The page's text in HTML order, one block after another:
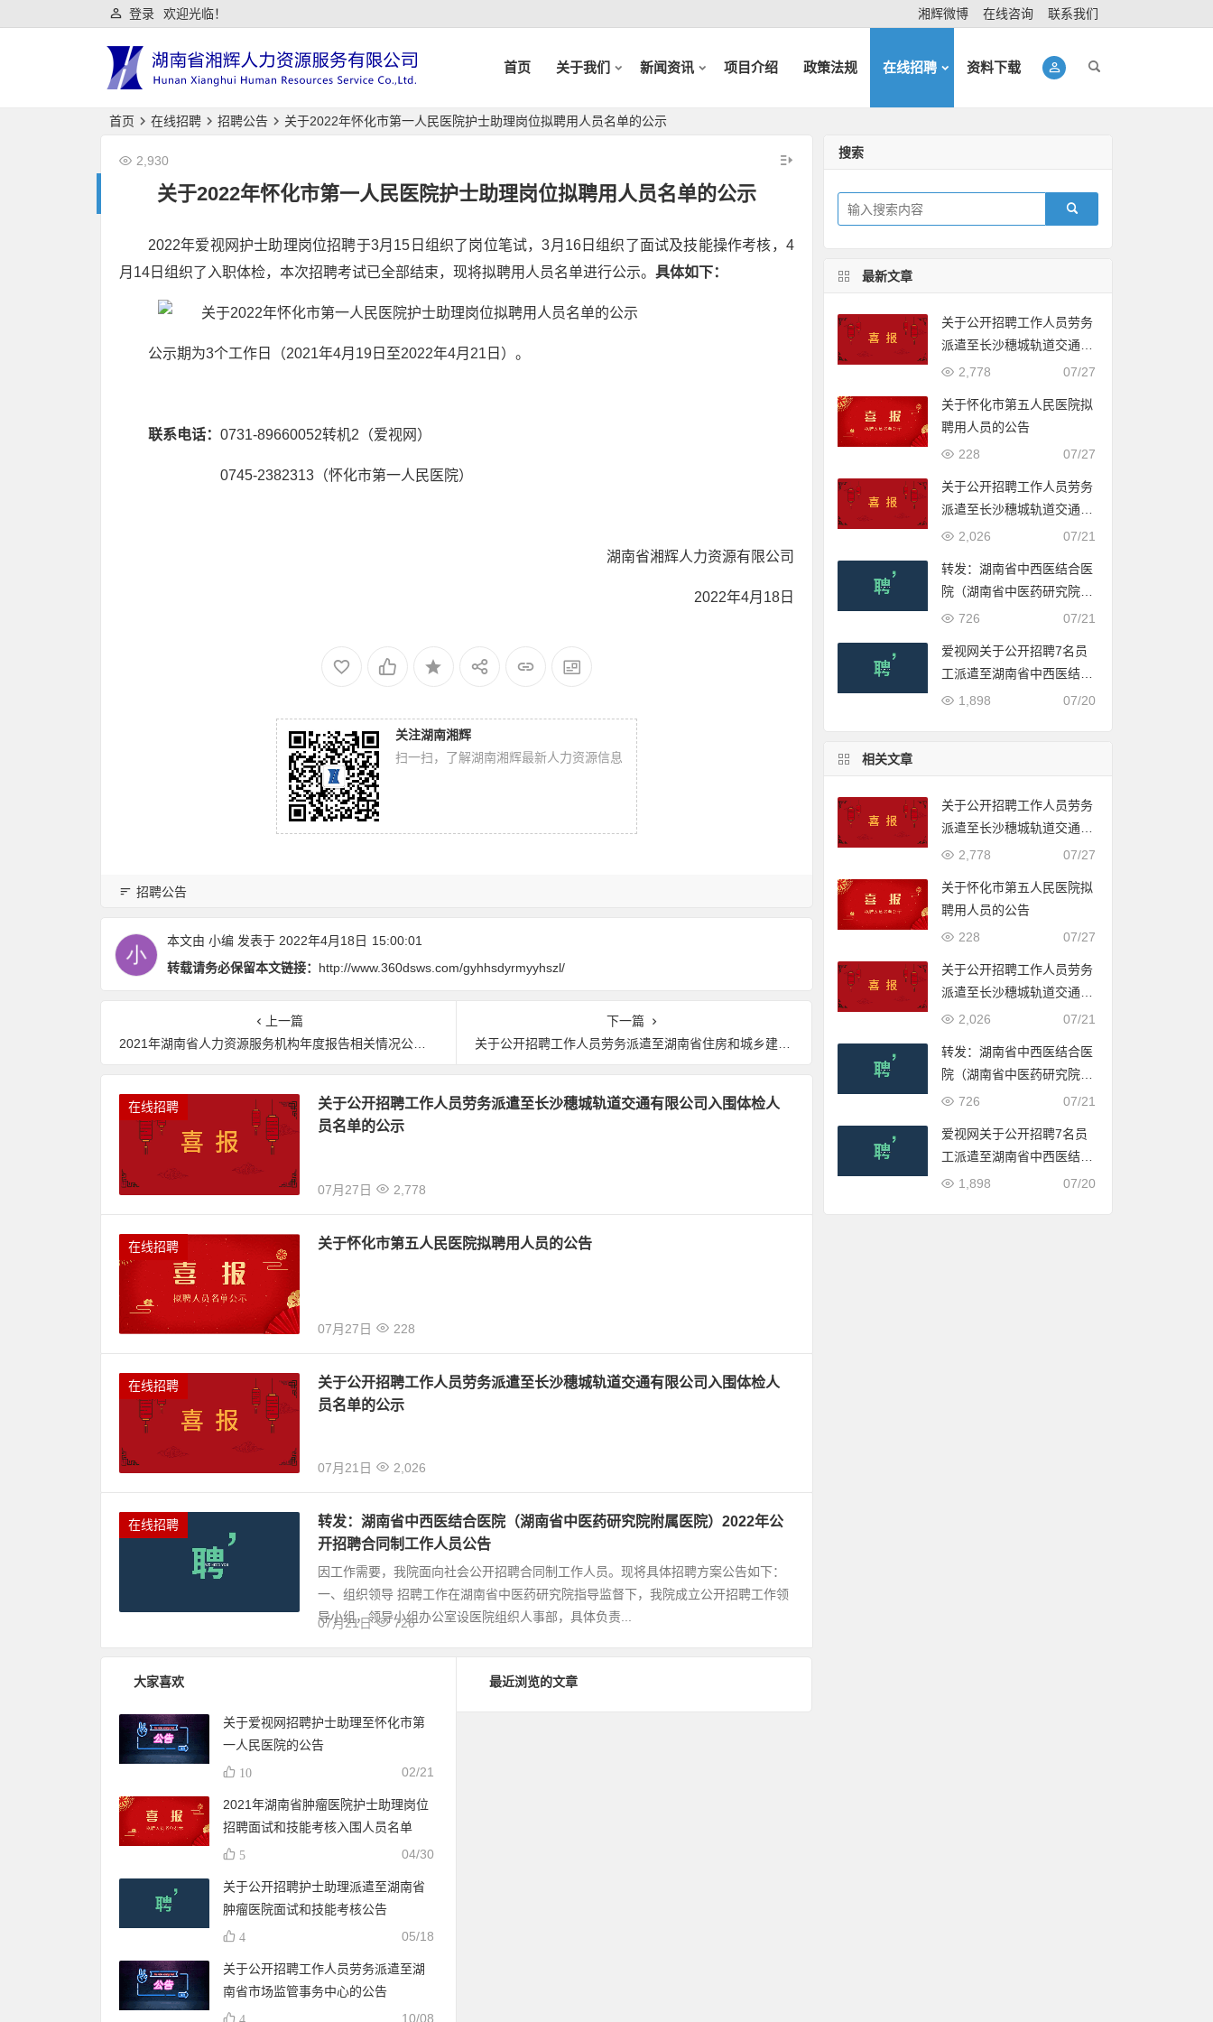
欢迎光临！
登录 湘辉微博 在线咨询 联系我们
首页 关于我们 新闻资讯 项目介绍 政策法规 在线招聘 资料下载
首页 在线招聘 招聘公告 关于2022年怀化市第一人民医院护士助理岗位拟聘用人员名单的公示
关于2022年怀化市第一人民医院护士助理岗位拟聘用人员名单的公示
2,930
2022年爱视网护士助理岗位招聘于3月15日组织了岗位笔试，3月16日组织了面试及技能操作考核，4
月14日组织了入职体检，本次招聘考试已全部结束，现将拟聘用人员名单进行公示。 具体如下：
公示期为3个工作日（2021年4月19日至2022年4月21日）。
联系电话： 0731-89660052转机2（爱视网）
0745-2382313（怀化市第一人民医院）
湖南省湘辉人力资源有限公司
2022年4月18日
关注湖南湘辉
扫一扫，了解湖南湘辉最新人力资源信息
招聘公告
本文由 小编 发表于 2022年4月18日 15:00:01
转载请务必保留本文链接： http://www.360dsws.com/gyhhsdyrmyyhszl/
上一篇
2021年湖南省人力资源服务机构年度报告相关情况公示表
下一篇
关于公开招聘工作人员劳务派遣至湖南省住房和城乡建设厅的公告
在线招聘
关于公开招聘工作人员劳务派遣至长沙穗城轨道交通有限公司入围体检人
员名单的公示
07月27日 2,778
在线招聘 关于怀化市第五人民医院拟聘用人员的公告
07月27日 228
在线招聘
关于公开招聘工作人员劳务派遣至长沙穗城轨道交通有限公司入围体检人
员名单的公示
07月21日 2,026
在线招聘
转发：湖南省中西医结合医院（湖南省中医药研究院附属医院）2022年公
开招聘合同制工作人员公告
因工作需要，我院面向社会公开招聘合同制工作人员。现将具体招聘方案公告如下：
一、组织领导 招聘工作在湖南省中医药研究院指导监督下，我院成立公开招聘工作领
导小组，领导小组办公室设医院组织人事部，具体负责...
07月21日 726
大家喜欢
关于爱视网招聘护士助理至怀化市第
一人民医院的公告
10 02/21
2021年湖南省肿瘤医院护士助理岗位
招聘面试和技能考核入围人员名单
5 04/30
关于公开招聘护士助理派遣至湖南省
肿瘤医院面试和技能考核公告
4 05/18
关于公开招聘工作人员劳务派遣至湖
南省市场监管事务中心的公告
4 10/08
最近浏览的文章
搜索
最新文章
关于公开招聘工作人员劳务
派遣至长沙穗城轨道交通有
限公司入围体检人员名单的
07/27
2,778
关于怀化市第五人民医院拟
聘用人员的公告
07/27
228
关于公开招聘工作人员劳务
派遣至长沙穗城轨道交通有
限公司入围体检人员名单的
07/21
2,026
转发：湖南省中西医结合医
院（湖南省中医药研究院附
属医院）2022年公开招聘
07/21
726
爱视网关于公开招聘7名员
工派遣至湖南省中西医结合
医院（湖南省中医药研究院
07/20
1,898
相关文章
关于公开招聘工作人员劳务
派遣至长沙穗城轨道交通有
限公司入围体检人员名单的
07/27
2,778
关于怀化市第五人民医院拟
聘用人员的公告
07/27
228
关于公开招聘工作人员劳务
派遣至长沙穗城轨道交通有
限公司入围体检人员名单的
07/21
2,026
转发：湖南省中西医结合医
院（湖南省中医药研究院附
属医院）2022年公开招聘
07/21
726
爱视网关于公开招聘7名员
工派遣至湖南省中西医结合
医院（湖南省中医药研究院
07/20
1,898